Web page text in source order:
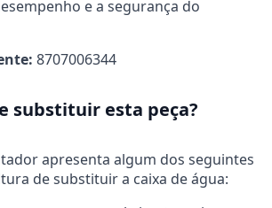
e a segurança do
8707006344
substituir esta peça?
apresenta algum dos seguintes
de substituir a caixa de água: